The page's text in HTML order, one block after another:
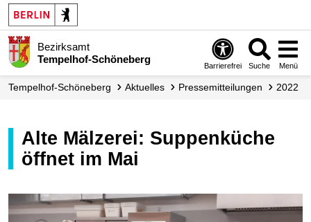
Bezirksamt
Tempelhof-Schöneberg
Barrierefrei Suche Menü
Tempelhof-Schöneberg Aktuelles Presse­mitteilungen 2022
Alte Mälzerei: Suppenküche
öffnet im Mai